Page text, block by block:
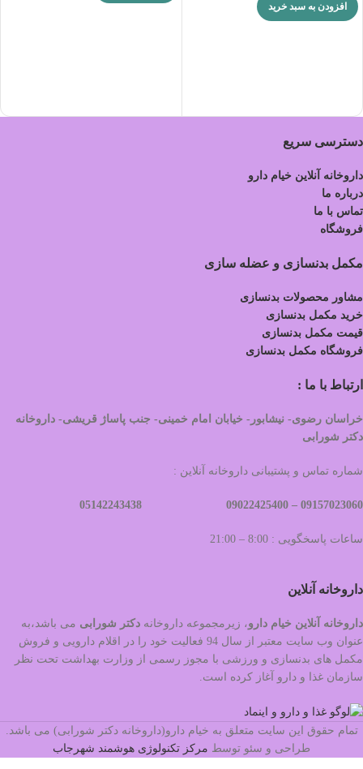
افزودن به سبد خرید
دسترسی سریع
داروخانه آنلاین خیام دارو
درباره ما
تماس با ما
فروشگاه
مکمل بدنسازی و عضله سازی
مشاور محصولات بدنسازی
خرید مکمل بدنسازی
قیمت مکمل بدنسازی
فروشگاه مکمل بدنسازی
ارتباط با ما :
خراسان رضوی- نیشابور- خیابان امام خمینی- جنب پاساژ قریشی- داروخانه
دکتر شورابی
شماره تماس و پشتیبانی داروخانه آنلاین :
09157023060 –
ساعات پاسخگویی : 8:00 – 21:00
داروخانه آنلاین
داروخانه آنلاین خیام دارو، زیرمجموعه داروخانه دکتر شورابی می باشد،به
عنوان وب سایت معتبر از سال 94 فعالیت خود را در اقلام دارویی و فروش
مکمل های بدنسازی و ورزشی با مجوز رسمی از وزارت بهداشت تحت نظر
سازمان غذا و دارو آغاز کرده است.
تمام حقوق این سایت متعلق به خیام دارو(داروخانه دکتر شورابی) می باشد.
طراحی و سئو توسط مرکز تکنولوژی هوشمند شهرجاب